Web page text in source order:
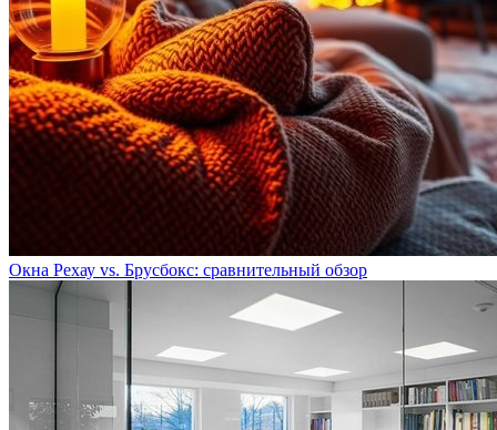
Окна Рехау vs. Брусбокс: сравнительный обзор